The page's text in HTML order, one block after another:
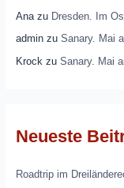
Anazu Dresden. Im
adminzu Sanary. Mai
Krockzu Sanary. Mai
Neueste
Roadtrip im